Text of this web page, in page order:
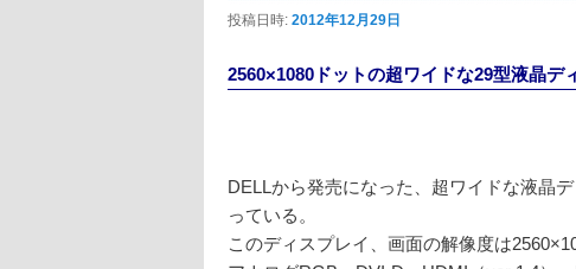
投稿日時: 2012年12月29日
2560×1080ドットの超ワイドな29型液晶デ
DELLから発売になった、超ワイドな液晶
っている。
このディスプレイ、画面の解像度は